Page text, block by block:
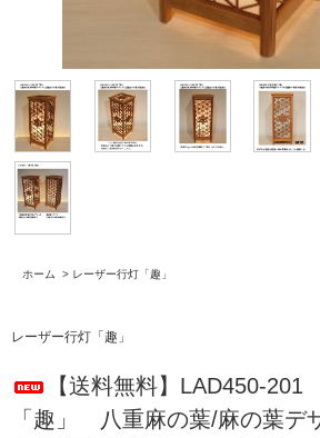
ホーム > レーザー行灯「趣」
レーザー行灯「趣」
【送料無料】LAD450-
「趣」 八重麻の葉/麻の葉デ